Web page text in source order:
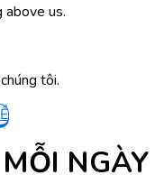
above us.
tôi.
NGÀY